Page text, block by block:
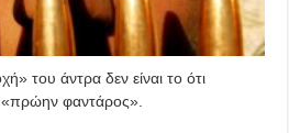
του άντρα δεν είναι το ότι
«πρώην φαντάρος».